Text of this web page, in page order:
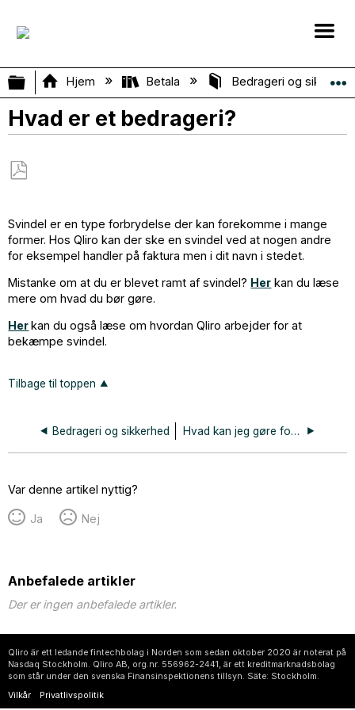
Vis/skjul global hierarki
Hjem Betala Bedrageri og
Hvad er et bedrageri?
PDF
Svindel er en type forbrydelse der kan forekomme i mange
former. Hos Qliro kan der ske en svindel ved at nogen andre
for eksempel handler på faktura men i dit navn i stedet.
Mistanke om at du er blevet ramt af svindel? Her kan du læse
mere om hvad du bør gøre.
Herkan du også læse om hvordan Qliro arbejder for at
bekæmpe svindel.
Tilbage til toppen
Bedrageri og sikkerhed Hvad kan jeg gøre for at beskytte mig mod bedrageri?
Var denne artikel nyttig?
Ja Nej
Anbefalede artikler
Der er ingen anbefalede artikler.
Qliro är ett ledande fintechbolag i Norden som sedan oktober 2020 är noterat på
Nasdaq Stockholm. Qliro AB, org.nr. 556962-2441, är ett kreditmarknadsbolag
som står under den svenska Finansinspektionens tillsyn. Säte: Stockholm.
Vilkår
Privatlivspolitik